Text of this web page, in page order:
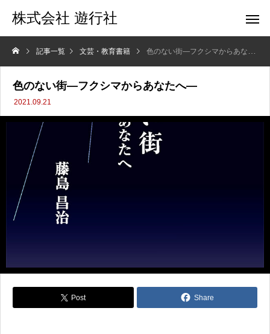
株式会社 遊行社
記事一覧 文芸・教育書籍 色のない街—フクシマからあなたへ—
色のない街—フクシマからあなたへ—
2021.09.21
Post Share